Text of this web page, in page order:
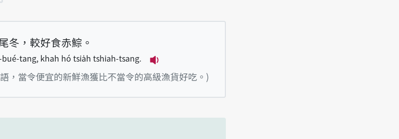
的
冬，較好食赤鯮。
bué-tang, khah hó tsia̍h tshiah-tsang.
播放例句Oo-bué-tang, khah hó tsia̍h tshiah-tsang.
，當令便宜的新鮮漁獲比不當令的高級漁貨好吃。)